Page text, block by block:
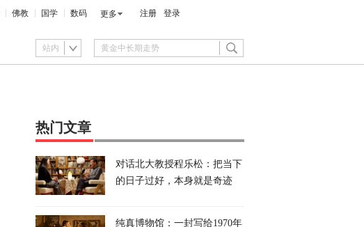
佛教 国学 数码 更多 注册 登录
站内
热门文章
对话北大教授程乐松：把当下
的日子过好，本身就是奇迹
纯真博物馆：一封写给1970年